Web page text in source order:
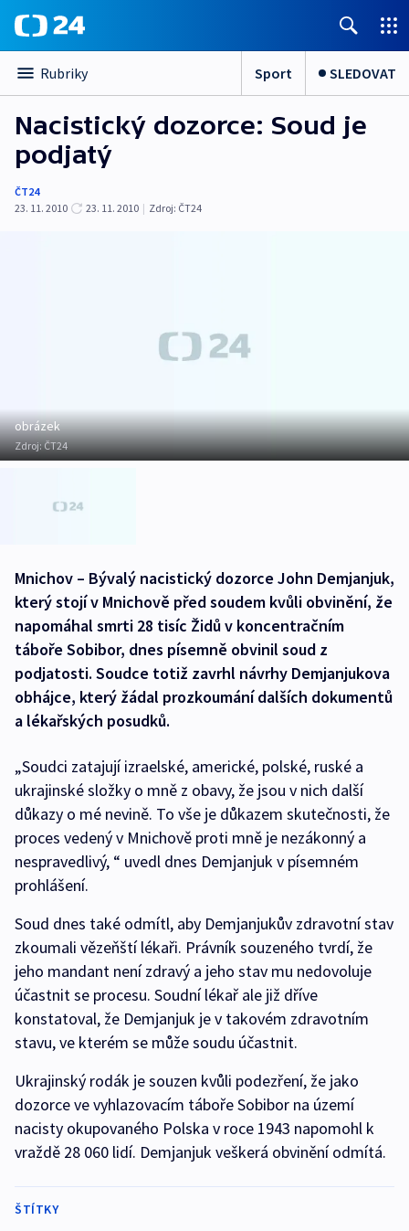
Rubriky Sport SLEDOVAT
Nacistický dozorce: Soud je
podjatý
ČT24
23. 11. 2010
23. 11. 2010 | Zdroj: ČT24
obrázek
Zdroj:ČT24
Mnichov – Bývalý nacistický dozorce John Demjanjuk,
který stojí v Mnichově před soudem kvůli obvinění, že
napomáhal smrti 28 tisíc Židů v koncentračním
táboře Sobibor, dnes písemně obvinil soud z
podjatosti. Soudce totiž zavrhl návrhy Demjanjukova
obhájce, který žádal prozkoumání dalších dokumentů
a lékařských posudků.
„Soudci zatajují izraelské, americké, polské, ruské a
ukrajinské složky o mně z obavy, že jsou v nich další
důkazy o mé nevině. To vše je důkazem skutečnosti, že
proces vedený v Mnichově proti mně je nezákonný a
nespravedlivý, “ uvedl dnes Demjanjuk v písemném
prohlášení.
Soud dnes také odmítl, aby Demjanjukův zdravotní stav
zkoumali vězeňští lékaři. Právník souzeného tvrdí, že
jeho mandant není zdravý a jeho stav mu nedovoluje
účastnit se procesu. Soudní lékař ale již dříve
konstatoval, že Demjanjuk je v takovém zdravotním
stavu, ve kterém se může soudu účastnit.
Ukrajinský rodák je souzen kvůli podezření, že jako
dozorce ve vyhlazovacím táboře Sobibor na území
nacisty okupovaného Polska v roce 1943 napomohl k
vraždě 28 060 lidí. Demjanjuk veškerá obvinění odmítá.
ŠTÍTKY